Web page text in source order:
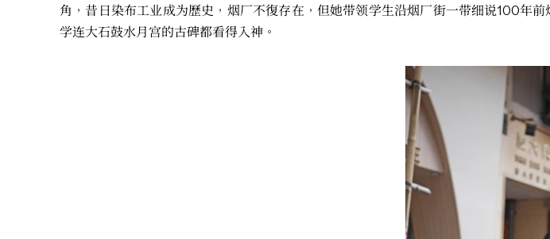
角，昔日染布工业成为歷史，烟厂不復存在，但她带领学生沿烟厂街一带细说100年
学连大石鼓水月宫的古碑都看得入神。